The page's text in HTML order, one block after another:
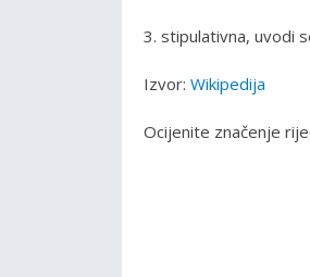
3. stipulativna, uvodi
Izvor: Wikipedija
Ocijenite značenje